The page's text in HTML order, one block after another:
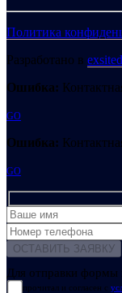
Политика
Разработано в
Ошибка:
GO
Ошибка:
GO
Для отправки формы
прочитал и согласен с